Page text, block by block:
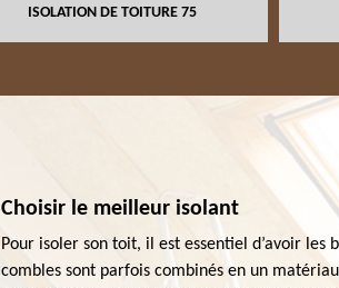
ISOLATION DE TOITURE 75
Choisir le meilleur isolant
Pour isoler son toit, il est essentiel d’avoir les
combles sont parfois combinés en un